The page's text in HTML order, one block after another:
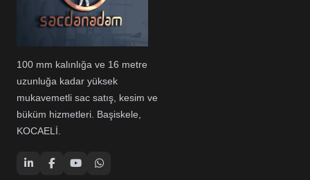
100 mm kalınlığa ve 16 metre
uzunluğa kadar yüksek
mukavemetli sac satış, kesim ve
büküm hizmetleri. Başiskele,
KOCAELİ.